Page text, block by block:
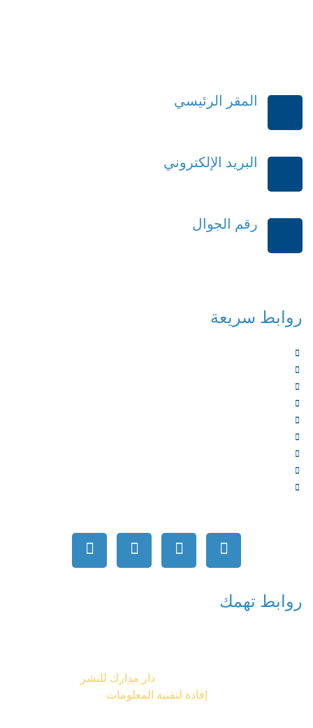
المقر الرئيسي
البريد الإلكتروني
رقم الجوال
روابط سريعة
روابط تهمك
دار مدارك للنشر
إفادة لتقنية المعلومات